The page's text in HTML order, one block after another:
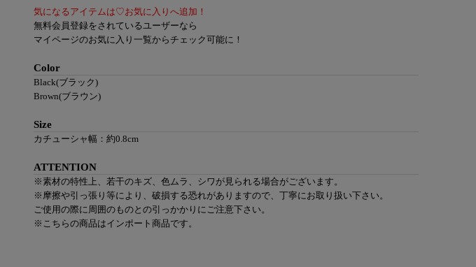
気になるアイテムは♡お気に入りへ追加！
無料会員登録をされているユーザーなら
マイページのお気に入り一覧からチェック可能に！
Color
Black(ブラック)
Brown(ブラウン)
Size
カチューシャ幅：約0.8cm
ATTENTION
※素材の特性上、若干のキズ、色ムラ、シワが見られる場合がございます。
※摩擦や引っ張り等により、破損する恐れがありますので、丁寧にお取り扱い下さい。
ご使用の際に周囲のものとの引っかかりにご注意下さい。
※こちらの商品はインポート商品です。